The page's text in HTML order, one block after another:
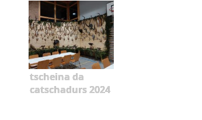
tscheina da
catschadurs 2024